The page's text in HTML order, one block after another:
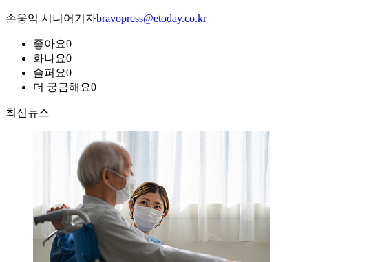
손웅익 시니어기자bravopress@etoday.co.kr
좋아요0
화나요0
슬퍼요0
더 궁금해요0
최신뉴스